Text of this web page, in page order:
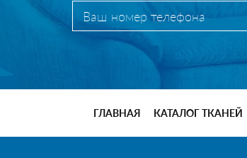
ГЛАВНАЯ КАТАЛОГ ТКАНЕЙ